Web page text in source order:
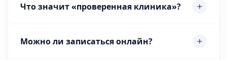
Что значит «проверенная клиника»?
Можно ли записаться онлайн?